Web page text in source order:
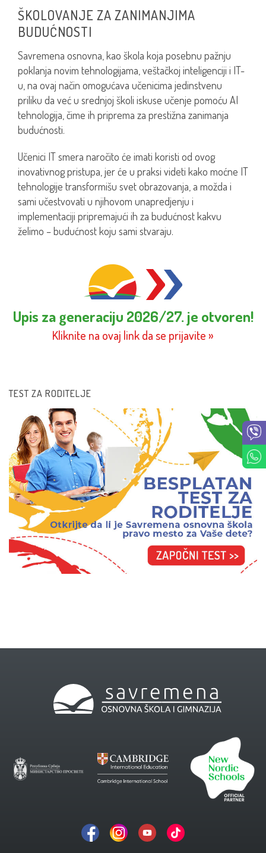
TEST ZA RODITELJE
ŠKOLOVANJE ZA ZANIMANJIMA
BUDUĆNOSTI
Savremena osnovna, kao škola koja posebnu pažnju
poklanja novim tehnologijama, veštačkoj inteligenciji i IT-
u, na ovaj način omogućava učenicima jedinstvenu
priliku da već u srednjoj školi iskuse učenje pomoću AI
tehnologija, čime ih priprema za prestižna zanimanja
budućnosti.
Učenici IT smera naročito će imati koristi od ovog
inovativnog pristupa, jer će u praksi videti kako moćne IT
tehnologije transformišu svet obrazovanja, a možda i
sami učestvovati u njihovom unapredjenju i
implementaciji pripremajući ih za budućnost kakvu
želimo – budućnost koju sami stvaraju.
Upis za generaciju 2026/27. je otvoren!
Kliknite na ovaj link da se prijavite »